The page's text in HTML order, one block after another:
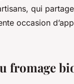
qui
occasion
fromage